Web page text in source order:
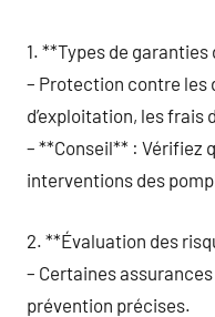
1. **Types de
– Protection contre les
d’exploitation, les frais
– **Conseil** : Vérifiez
interventions des
2. **Évaluation des
– Certaines
prévention précises.